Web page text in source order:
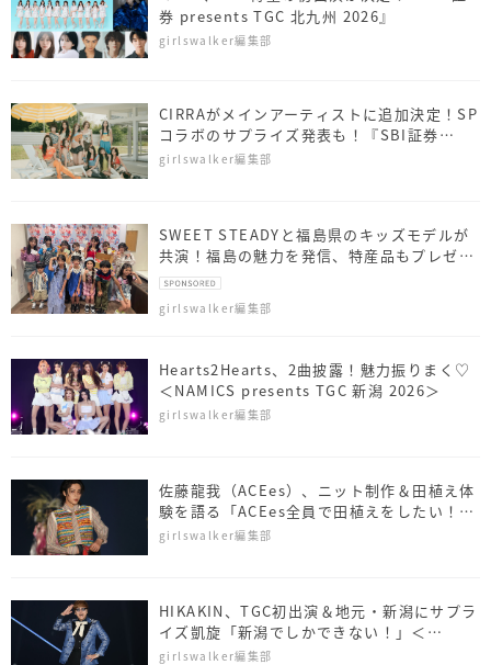
券 presents TGC 北九州 2026』
girlswalker編集部
CIRRAがメインアーティストに追加決定！SP
コラボのサプライズ発表も！『SBI証券
presents TGC 北九州 2026』
girlswalker編集部
SWEET STEADYと福島県のキッズモデルが
共演！福島の魅力を発信、特産品もプレゼン
ト
girlswalker編集部
Hearts2Hearts、2曲披露！魅力振りまく♡
＜NAMICS presents TGC 新潟 2026＞
girlswalker編集部
佐藤⿓我（ACEes）、ニット制作＆田植え体
験を語る「ACEes全員で田植えをしたい！」
＜NAMICS presents TGC 新潟 2026＞
girlswalker編集部
HIKAKIN、TGC初出演＆地元・新潟にサプラ
イズ凱旋「新潟でしかできない！」＜
NAMICS presents TGC 新潟 2026＞
girlswalker編集部